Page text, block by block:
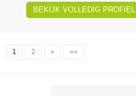
BEKIJK VOLLEDIG PROFIEL
1 2 » »»